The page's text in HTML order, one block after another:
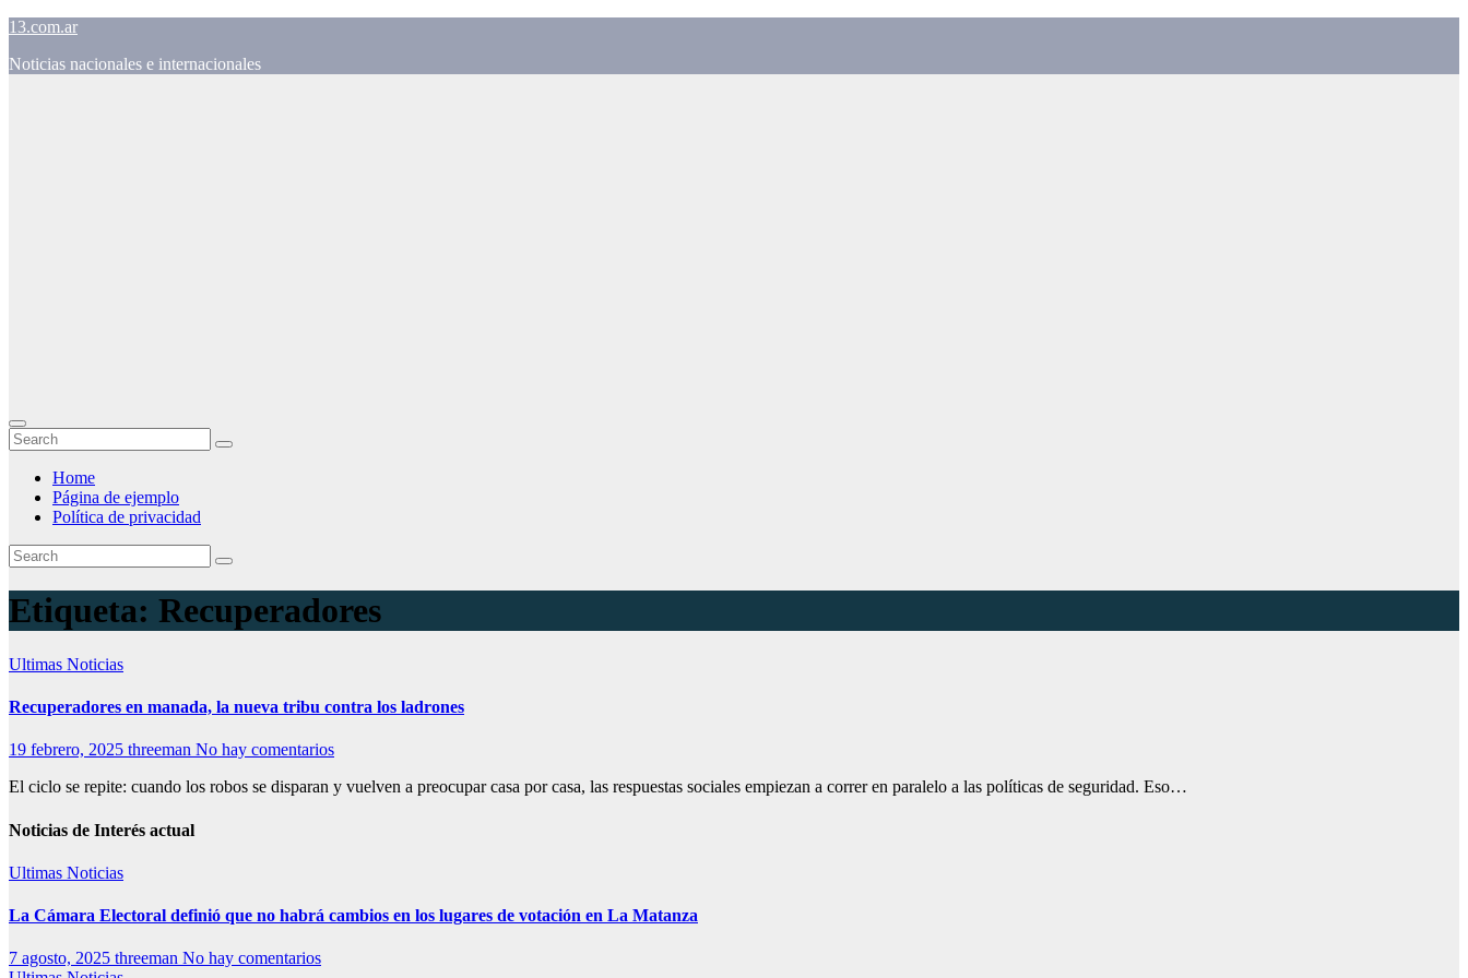
Skip
content
13.com.ar
Noticias nacionales e internacionales
Home
Página de ejemplo
Política de privacidad
Etiqueta: Recuperadores
Ultimas Noticias
Recuperadores en manada, la nueva tribu contra los ladrones
19 febrero, 2025 threeman No hay comentarios
El ciclo se repite: cuando los robos se disparan y vuelven a preocupar casa por casa, las respuestas sociales empiezan a correr en paralelo a las políticas de seguridad. Eso…
Noticias de Interés actual
Ultimas Noticias
La Cámara Electoral definió que no habrá cambios en los lugares de votación en La Matanza
7 agosto, 2025 threeman No hay comentarios